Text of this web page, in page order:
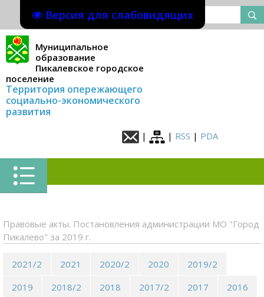
Версия для слабовидящих
Муниципальное
образование
Пикалевское городское
поселение
Территория опережающего
социально-экономического
развития
| | RSS | PDA
Правовые акты. Постановления администрации МО "Город
Пикалево" за 2019 г.
2021/2 2021 2020/2 2020
2019/2
2019
2018/2 2018 2017/2 2017
2016